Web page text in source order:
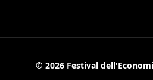
© 2026 Festival